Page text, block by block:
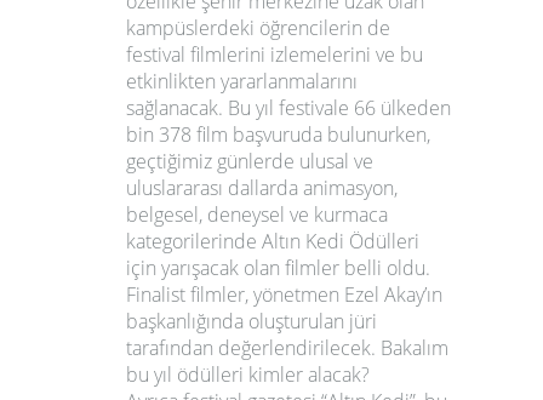
kampüslerdeki öğrencilerin de
festival filmlerini izlemelerini ve bu
etkinlikten yararlanmalarını
sağlanacak. Bu yıl festivale 66 ülkeden
bin 378 film başvuruda bulunurken,
geçtiğimiz günlerde ulusal ve
uluslararası dallarda animasyon,
belgesel, deneysel ve kurmaca
kategorilerinde Altın Kedi Ödülleri
için yarışacak olan filmler belli oldu.
Finalist filmler, yönetmen Ezel Akay’ın
başkanlığında oluşturulan jüri
tarafından değerlendirilecek. Bakalım
bu yıl ödülleri kimler alacak?